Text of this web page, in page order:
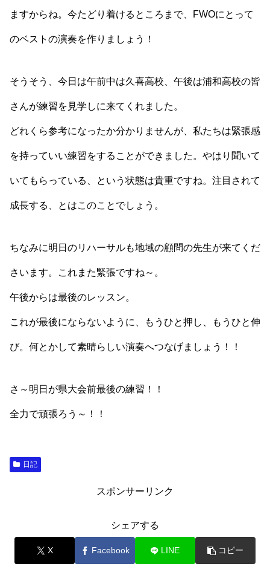
ますからね。今たどり着けるところまで、FWOにとって
のベストの演奏を作りましょう！
そうそう、今日は午前中は久喜高校、午後は浦和高校の皆
さんが練習を見学しに来てくれました。
どれくら参考になったか分かりませんが、私たちは緊張感
を持っていい練習をすることができました。やはり聞いて
いてもらっている、という状態は貴重ですね。注目されて
成長する、とはこのことでしょう。
ちなみに明日のリハーサルも地域の顧問の先生が来てくだ
さいます。これまた緊張ですね～。
午後からは最後のレッスン。
これが最後にならないように、もうひと押し、もうひと伸
び。何とかして素晴らしい演奏へつなげましょう！！
さ～明日が県大会前最後の練習！！
全力で頑張ろう～！！
日記
スポンサーリンク
シェアする
X Facebook LINE コピー